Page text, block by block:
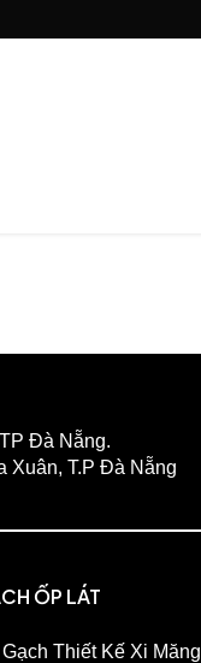
Đà Nẵng.
Xuân, T.P Đà Nẵng
ỐP LÁT
Gạch Thiết Kế Xi Măng